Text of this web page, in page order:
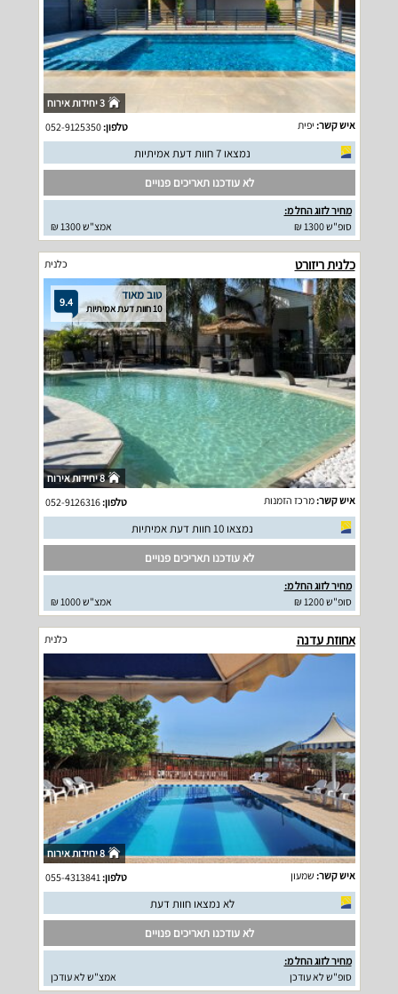
3 יחידות אירוח
איש קשר: יפית טלפון:052-9125350
נמצאו 7 חוות דעת אמיתיות
לא עודכנו תאריכים פנויים
מחיר לזוג החל מ:
סופ"ש 1300 ₪
אמצ"ש 1300 ₪
כלנית ריזורט כלנית
9.4 טוב מאוד
10 חוות דעת אמיתיות
8 יחידות אירוח
איש קשר:מרכז הזמנות טלפון:052-9126316
נמצאו 10 חוות דעת אמיתיות
לא עודכנו תאריכים פנויים
מחיר לזוג החל מ:
סופ"ש 1200 ₪
אמצ"ש 1000 ₪
אחוזת עדנה כלנית
8 יחידות אירוח
איש קשר: שמעון טלפון:
לא נמצאו חוות דעת
לא עודכנו תאריכים פנויים
מחיר לזוג החל מ:
סופ"ש לא עודכן
אמצ"ש לא עודכן